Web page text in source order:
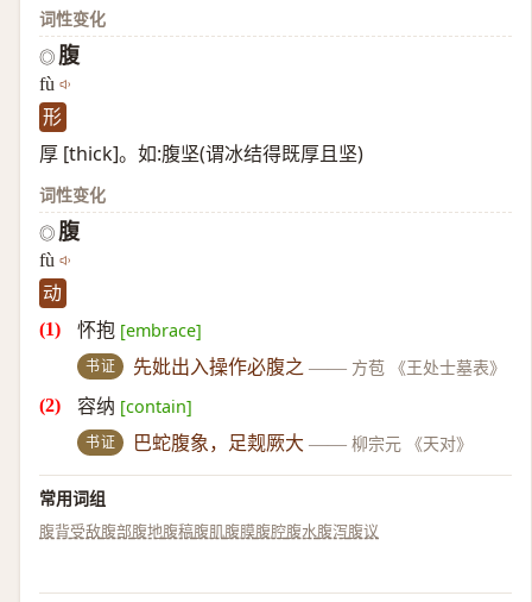
词性变化
◎ 腹
fù
形
厚 [thick]。如:腹坚(谓冰结得既厚且坚)
词性变化
◎ 腹
fù
动
怀抱 [embrace]
书证 先妣出入操作必腹之 —— 方苞 《王处士墓表》
容纳 [contain]
书证 巴蛇腹象，足觌厥大 —— 柳宗元 《天对》
常用词组
腹背受敌腹部腹地腹稿腹肌腹膜腹腔腹水腹泻腹议